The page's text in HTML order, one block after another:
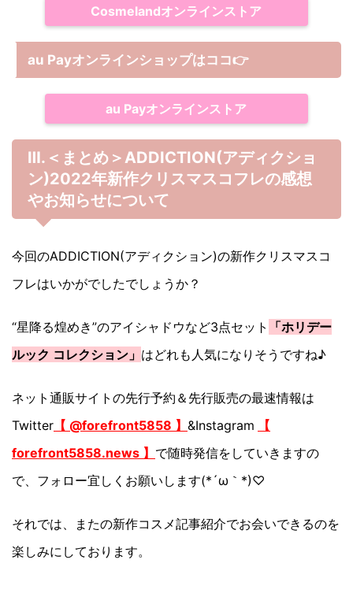
Cosmelandオンラインストア
au Payオンラインショップはココ👉
au Payオンラインストア
Ⅲ.＜まとめ＞ADDICTION(アディクショ
ン)2022年新作クリスマスコフレの感想
やお知らせについて
今回のADDICTION(アディクション)の新作クリスマスコ
フレはいかがでしたでしょうか？
“星降る煌めき”のアイシャドウなど3点セット
「ホリデー
ルック コレクション」 はどれも人気になりそうですね♪
ネット通販サイトの先行予約＆先行販売の最速情報は
Twitter 【 @forefront5858 】 &Instagram
【
forefront5858.news 】 で随時発信をしていきますの
で、フォロー宜しくお願いします(*´ω｀*)♡
それでは、またの新作コスメ記事紹介でお会いできるのを
楽しみにしております。